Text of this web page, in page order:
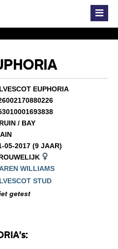
EUPHORIA
/ BAY
05-2017 (9 JAAR)
WILLIAMS
STUD
getest